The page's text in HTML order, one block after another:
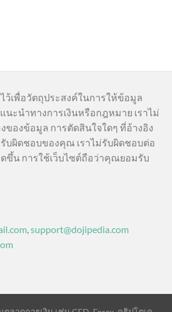
ว้เพื่อวัตถุประสงค์ในการให้ข้อมูล
นะนำทางการเงินหรือกฎหมาย เราไม่
ของข้อมูล การตัดสินใจใดๆ ที่อ้างอิง
บผิดชอบของคุณ เราไม่รับผิดชอบต่อ
ขึ้น การใช้เว็บไซต์ถือว่าคุณยอมรับ
,support@dojipedia.com